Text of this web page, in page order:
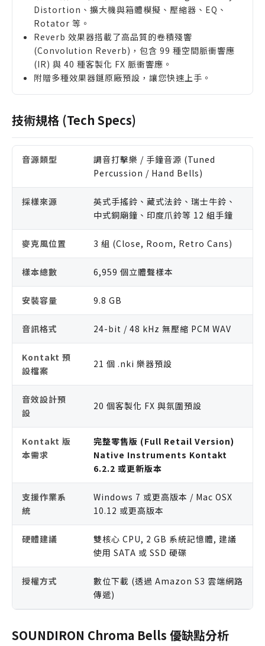
Distortion、擴大機與箱體模擬、壓縮器、EQ、
Rotator 等。
Reverb 效果器搭載了高品質的卷積殘響
(Convolution Reverb)，包含 99 種空間脈衝響應
(IR) 與 40 種客製化 FX 脈衝響應。
附贈多種效果器鏈原廠預設，讓您快速上手。
技術規格 (Tech Specs)
音源類型
調音打擊樂 / 手鐘音源 (Tuned
Percussion / Hand Bells)
採樣來源
英式手搖鈴、藏式法鈴、瑞士牛鈴、
中式銅廟鐘、印度爪鈴等 12 組手鐘
麥克風位置 3 組 (Close, Room, Retro Cans)
樣本總數 6,959 個立體聲樣本
安裝容量 9.8 GB
音訊格式 24-bit / 48 kHz 無壓縮 PCM WAV
Kontakt 預
設檔案
21 個 .nki 樂器預設
音效設計預
設
20 個客製化 FX 與氛圍預設
Kontakt 版
本需求
完整零售版 (Full Retail Version)
Native Instruments Kontakt
6.2.2 或更新版本
支援作業系
統
Windows 7 或更高版本 / Mac OSX
10.12 或更高版本
硬體建議
雙核心 CPU, 2 GB 系統記憶體, 建議
使用 SATA 或 SSD 硬碟
授權方式
數位下載 (透過 Amazon S3 雲端網路
傳遞)
SOUNDIRON Chroma Bells 優缺點分析